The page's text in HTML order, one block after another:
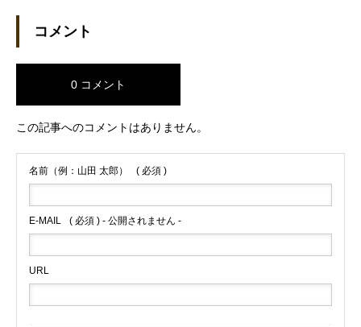
コメント
0 コメント
この記事へのコメントはありません。
名前（例：山田 太郎） ( 必須 )
E-MAIL ( 必須 ) - 公開されません -
URL